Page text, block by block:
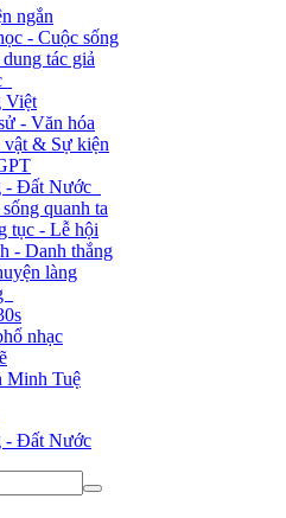
ngắn
- Cuộc sống
tác giả
Việt
- Văn hóa
vật & Sự kiện
- Đất Nước
quanh ta
tục - Lễ hội
- Danh thắng
làng
nhạc
Minh Tuệ
- Đất Nước